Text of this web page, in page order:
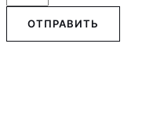
ОТПРАВИТЬ